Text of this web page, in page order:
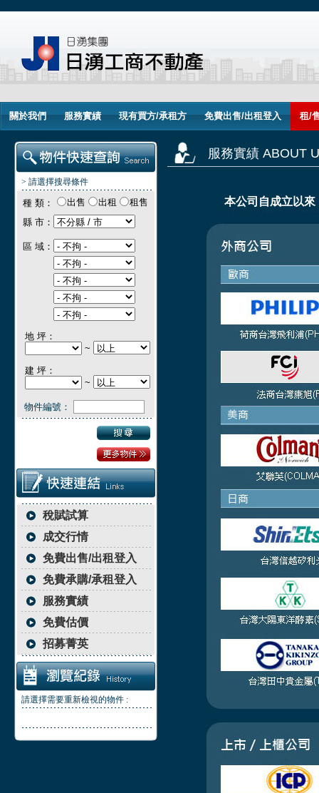
關於我們 服務實績 現有買方/承租方 免費出售/出租登入 租/
> 請選擇搜尋條件
種 類： 出售 出租
租售
縣 市：
區 域：
地 坪：
~
建 坪：
~
物件編號：
稅賦試算
成交行情
免費出售/出租登入
免費承購/承租登入
服務實績
免費估價
招募菁英
請選擇需要重新檢視的物件 :
服務實績 ABOUT
本公司自成立以